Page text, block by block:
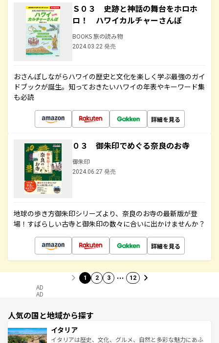
Ｓ０３ 史跡と神話の舞台をホロホ
ロ！ ハワイカルチャーさんぽ
BOOKS 旅の読み物
2024.03.22 発売
おさんぽしながらハワイの歴史と文化を楽しく学ぶ最強のガイ
ドブックが誕生。知っておきたいハワイの年表やキーワード集
も必読
詳細を見る
０３ 御朱印でめぐる奈良のお寺
御朱印
2024.06.27 発売
地球の歩き方御朱印シリーズより、奈良のお寺の最新版が登
場！すばらしい古寺と御朱印の数々に合いに出かけませんか？
詳細を見る
1 2 3 … 12
AD
AD
人気の国と地域から探す
イタリア
イタリアは歴史、文化、グルメ、自然と多彩な魅力にあふ